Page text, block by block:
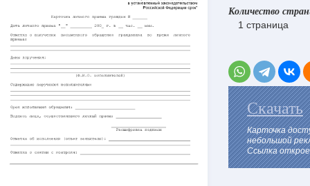
Количество
1 страница
Скачать
Карточка
небольшой
Ссылка